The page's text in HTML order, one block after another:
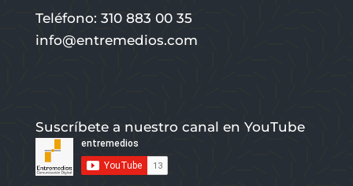
Teléfono: 310 883 00 35
info@entremedios.com
Suscríbete a nuestro canal en YouTube